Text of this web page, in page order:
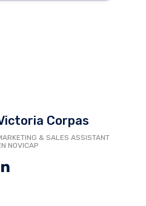
Corpas
& SALES ASSISTANT
NOVICAP